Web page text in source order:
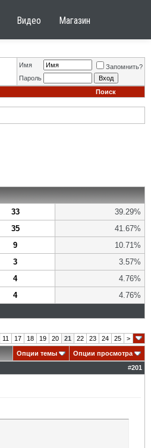
Видео Магазин
Имя
Запомнить?
Пароль
Поиск
33
39.29%
35
41.67%
9
10.71%
3
3.57%
4
4.76%
4 4.76%
11 17 18 19 20 21 22 23 24 25 >
Опции темы
Опции просмотра
#201